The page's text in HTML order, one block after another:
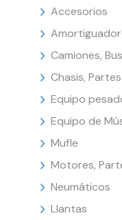
Accesorios
Camiones,
Chasis,
Equipo
Equipo de
Mufle
Motores,
Neumáticos
Llantas